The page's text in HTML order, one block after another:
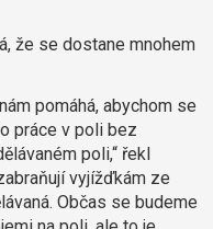
že se dostane mnohem
pomáhá, abychom se
práce v poli bez
poli,“ řekl
vyjížďkám ze
Občas se budeme